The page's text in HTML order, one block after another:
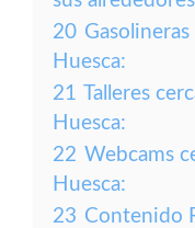
20
Huesca:
21 Talleres
Huesca:
22 Webcams
Huesca:
23 Contenido